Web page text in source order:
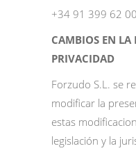
+34 91 399 62 00
CAMBIOS EN LA
PRIVACIDAD
Forzudo S.L. se
modificar la
estas
legislación y la